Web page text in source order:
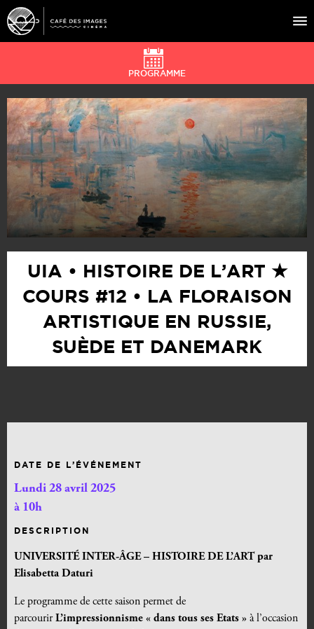
À L’AFFICHE
ÉVÉNEMENTS
CAFÉ DU CINÉ
PRATIQUE
ÉDUCATION AUX IMAGES
PROGRAMME
UIA • HISTOIRE DE L’ART ★
COURS #12 • LA FLORAISON
ARTISTIQUE EN RUSSIE,
SUÈDE ET DANEMARK
DATE DE L’ÉVÉNEMENT
Lundi 28 avril 2025
à 10h
DESCRIPTION
UNIVERSITÉ INTER-ÂGE – HISTOIRE DE L’ART par
Elisabetta Daturi
Le programme de cette saison permet de
parcourirL’impressionnisme « dans tous ses Etats » à l’occasion